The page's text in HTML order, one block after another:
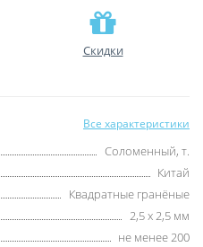
Скидки
Все характеристики
Соломенный, т.
Китай
Квадратные гранёные
2,5 х 2,5 мм
не менее 200